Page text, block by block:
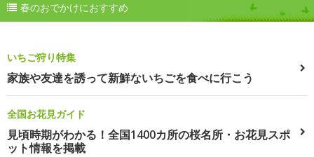
春のおでかけにおすすめ
いちご狩り特集
家族や友達を誘って新鮮ないちごを食べに行こう
全国お花見ガイド
見頃時期がわかる！全国1400カ所の桜名所・お花見スポ
ット情報を掲載